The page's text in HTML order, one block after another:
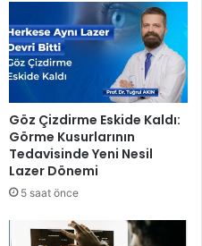
Göz Çizdirme Eskide Kaldı:
Görme Kusurlarının
Tedavisinde Yeni Nesil
Lazer Dönemi
5 saat önce